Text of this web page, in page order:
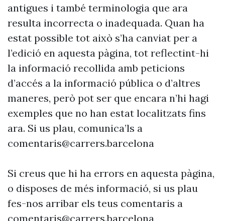
antigues i també terminologia que ara
resulta incorrecta o inadequada. Quan ha
estat possible tot això s’ha canviat per a
l’edició en aquesta pàgina, tot reflectint-hi
la informació recollida amb peticions
d’accés a la informació pública o d’altres
maneres, però pot ser que encara n’hi hagi
exemples que no han estat localitzats fins
ara. Si us plau, comunica’ls a
comentaris@carrers.barcelona
Si creus que hi ha errors en aquesta pàgina,
o disposes de més informació, si us plau
fes-nos arribar els teus comentaris a
comentaris@carrers.barcelona